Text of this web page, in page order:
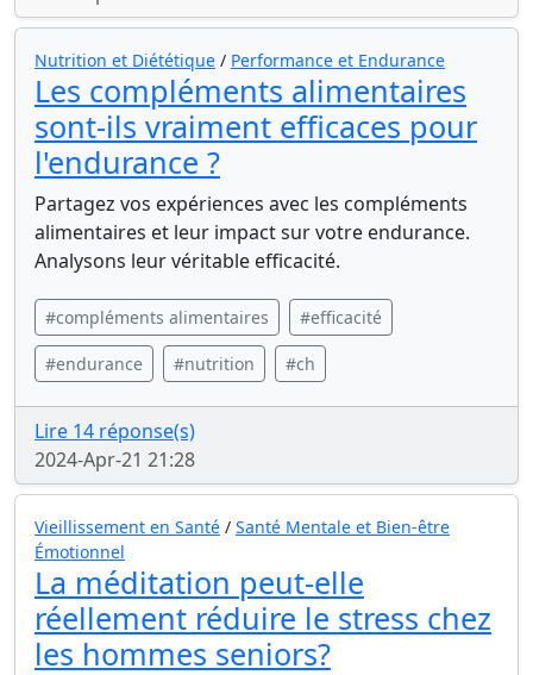
Nutrition et Diététique / Performance et Endurance
Les compléments alimentaires
sont-ils vraiment efficaces pour
l'endurance ?
Partagez vos expériences avec les compléments
alimentaires et leur impact sur votre endurance.
Analysons leur véritable efficacité.
#compléments alimentaires #efficacité
#endurance #nutrition #ch
Lire 14 réponse(s)
2024-Apr-21 21:28
Vieillissement en Santé / Santé Mentale et Bien-être
Émotionnel
La méditation peut-elle
réellement réduire le stress chez
les hommes seniors?